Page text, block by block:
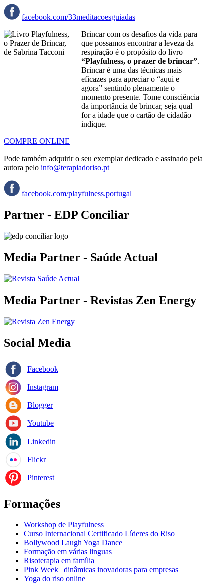
facebook.com/33meditacoesguiadas
Brincar com os desafios da vida para
que possamos encontrar a leveza da
respiração é o propósito do livro
“Playfulness, o prazer de brincar”.
Brincar é uma das técnicas mais
eficazes para apreciar o “aqui e
agora” sentindo plenamente o
momento presente. Tome consciência
da importância de brincar, seja qual
for a idade que o cartão de cidadão
indique.
COMPRE ONLINE
Pode também adquirir o seu exemplar dedicado e assinado pela
autora pelo info@terapiadoriso.pt
facebook.com/playfulness.portugal
Partner - EDP Conciliar
Media Partner - Saúde Actual
Media Partner - Revistas Zen Energy
Social Media
Facebook
Instagram
Blogger
Youtube
Linkedin
Flickr
Pinterest
Formações
Workshop de Playfulness
Curso Internacional Certificado Líderes do Riso
Bollywood Laugh Yoga Dance
Formação em várias linguas
Risoterapia em família
Pink Week | dinâmicas inovadoras para empresas
Yoga do riso online